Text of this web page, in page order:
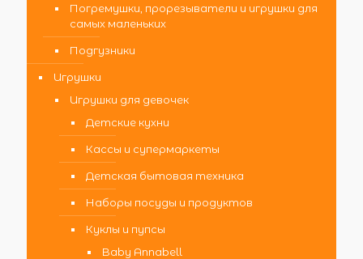
Погремушки, прорезыватели и игрушки для
самых маленьких
Подгузники
Игрушки
Игрушки для девочек
Детские кухни
Кассы и супермаркеты
Детская бытовая техника
Наборы посуды и продуктов
Куклы и пупсы
Baby Annabell